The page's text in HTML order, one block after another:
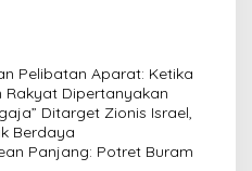
Pelibatan Aparat: Ketika
Rakyat Dipertanyakan
Ditarget Zionis Israel,
Berdaya
Panjang: Potret Buram